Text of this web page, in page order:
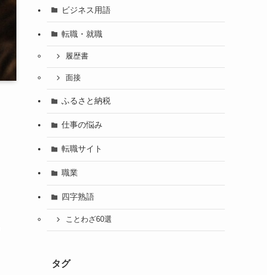
ビジネス用語
転職・就職
履歴書
面接
ふるさと納税
仕事の悩み
転職サイト
職業
四字熟語
ことわざ60選
タグ